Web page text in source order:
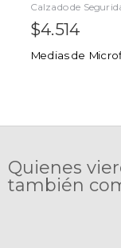
Calzado de
$4.514
Medias de
Quienes
también